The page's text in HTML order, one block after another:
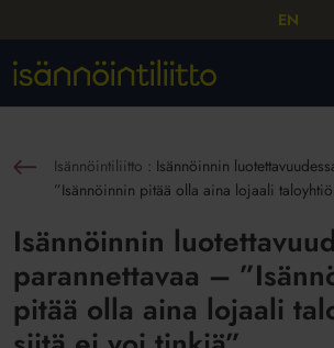
EN
Isännöintiliitto : Isännöinnin
”Isännöinnin pitää olla aina lojaali
Isännöinnin
parannettavaa –
pitää olla aina lojaali